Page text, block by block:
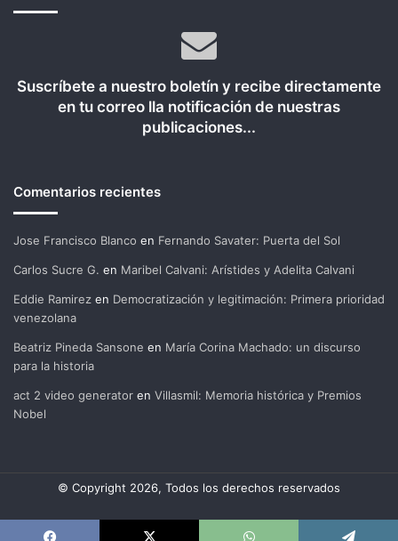
Suscríbete a nuestro boletín y recibe directamente
en tu correo lla notificación de nuestras
publicaciones...
Comentarios recientes
Jose Francisco Blanco en Fernando Savater: Puerta del Sol
Carlos Sucre G. en Maribel Calvani: Arístides y Adelita Calvani
Eddie Ramirez en Democratización y legitimación: Primera prioridad
venezolana
Beatriz Pineda Sansone en María Corina Machado: un discurso
para la historia
act 2 video generator en Villasmil: Memoria histórica y Premios
Nobel
© Copyright 2026, Todos los derechos reservados